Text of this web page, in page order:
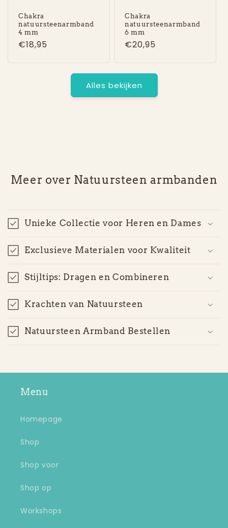
Chakra
natuursteenarmband
4 mm
Normale
€18,95
Chakra
natuursteenarmband
6 mm
Normale
€20,95
Alles bekijken
Meer over Natuursteen armbanden
Unieke Collectie voor Heren en Dames
Exclusieve Materialen voor Kwaliteit
Stijltips: Dragen en Combineren
Krachten van Natuursteen
Natuursteen Armband Bestellen
Menu
Homepage
Shop
Shop voor
Shop op
Workshops